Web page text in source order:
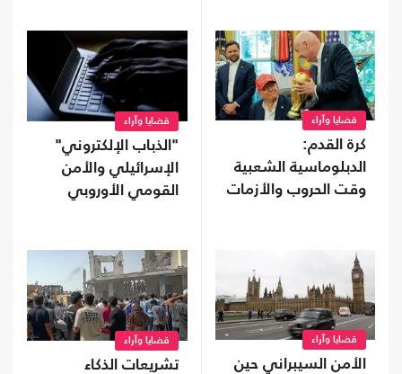
قضايا وآراء
كرة القدم:
الدبلوماسية الشعبية
وقت الحروب والأزمات
قضايا وآراء
"الذباب الإلكتروني"
الإسرائيلي والأمن
القومي الأوروبي
قضايا وآراء
الأمن السيبراني حين
قضايا وآراء
تشريعات الذكاء